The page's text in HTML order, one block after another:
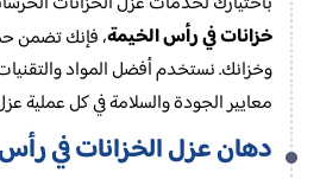
خزانات في رأس الخيمة، فإنك تضمن
وخزانك. نستخدم أفضل المواد
معايير الجودة والسلامة في كل عملية
دهان عزل الخزانات في